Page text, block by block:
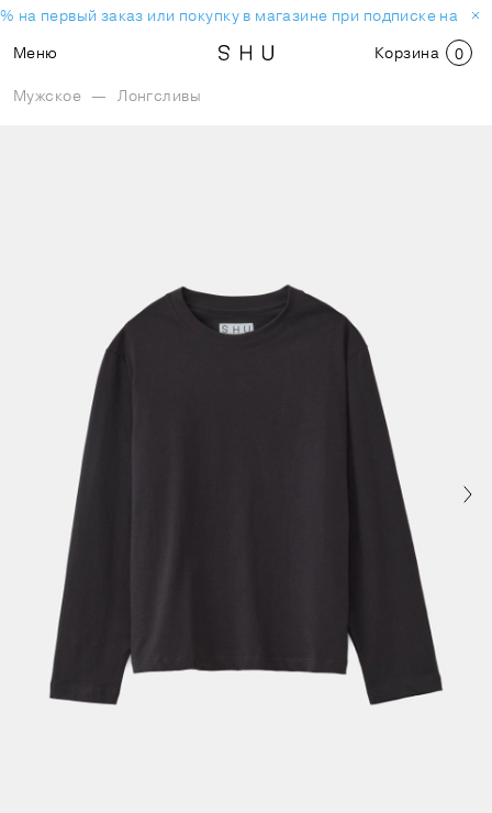
на первый заказ или покупку в магазине при подписке на
Меню
Корзина 0
Мужское — Лонгсливы